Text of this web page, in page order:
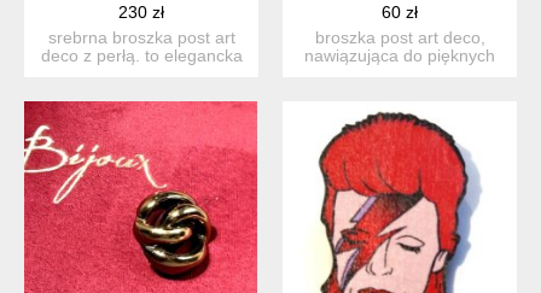
230 zł
srebrna broszka post art
deco z perłą. to elegancka
60 zł
broszka post art deco,
nawiązująca do pięknych